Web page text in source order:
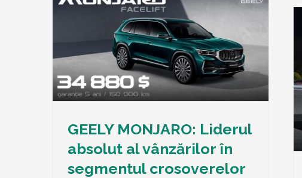
GEELY MONJARO: Liderul
absolut al vânzărilor în
segmentul crosoverelor
Lotus Cars în Moldova pe 15.11.2025
Press Știri